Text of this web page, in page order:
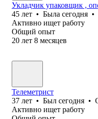
Укладчик упаковщик ,
45 лет • Была сегодня •
Активно ищет работу
Общий опыт
20 лет 8 месяцев
Телеметрист
37 лет • Был сегодня •
Активно ищет работу